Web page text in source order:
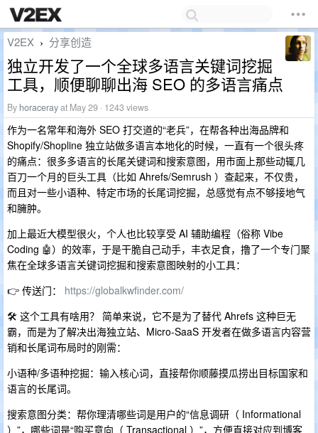
V2EX › 分享创造
独立开发了一个全球多语言关键词挖掘
工具，顺便聊聊出海 SEO 的多语言痛点
By horacerayat May 29 · 1243 views
作为一名常年和海外 SEO 打交道的“老兵”，在帮各种出海品牌和
Shopify/Shopline 独立站做多语言本地化的时候，一直有一个很头疼
的痛点：很多多语言的长尾关键词和搜索意图，用市面上那些动辄几
百刀一个月的巨头工具（比如 Ahrefs/Semrush ）查起来，不仅贵，
而且对一些小语种、特定市场的长尾词挖掘，总感觉有点不够接地气
和臃肿。
加上最近大模型很火，个人也比较享受 AI 辅助编程（俗称 Vibe
Coding 🤖）的效率，于是干脆自己动手，丰衣足食，撸了一个专门聚
焦在全球多语言关键词挖掘和搜索意图映射的小工具：
👉 传送门： https://globalkwfinder.com/
🛠️ 这个工具有啥用？ 简单来说，它不是为了替代 Ahrefs 这种巨无
霸，而是为了解决出海独立站、Micro-SaaS 开发者在做多语言内容营
销和长尾词布局时的刚需：
小语种/多语种挖掘：输入核心词，直接帮你顺藤摸瓜捞出目标国家和
语言的长尾词。
搜索意图分类：帮你理清哪些词是用户的“信息调研（ Informational
）”，哪些词是“购买意向（ Transactional ）”，方便直接对应到博客